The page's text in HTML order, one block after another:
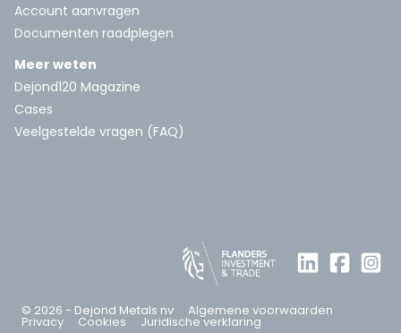
Account aanvragen
Documenten raadplegen
Meer weten
Dejond120 Magazine
Cases
Veelgestelde vragen (FAQ)
© 2026 - Dejond Metals nv Algemene voorwaarden
Privacy Cookies Juridische verklaring